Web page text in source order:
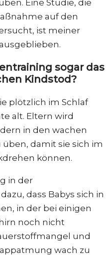
Eine Studie, die
auf den
ist meiner
sogar das
Kindstod?
plötzlich im Schlaf
alt. Eltern wird
in den wachen
damit sie sich im
können.
in der
dass Babys sich in
in der bei einigen
noch nicht
und
wach zu